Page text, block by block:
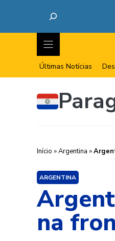
Últimas Notícias
Início »Argentina »
ARGENTINA
na